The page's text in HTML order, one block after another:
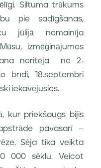
Siltuma trūkums
pie sadīgšanas,
jūlijā nomainīja
izmēģinājumos
noritēja no 2-
brīdi, 18.septembri
iekavējusies.
kur priekšaugs bijis
pavasarī –
Sēja tika veikta
000 sēklu. Veicot